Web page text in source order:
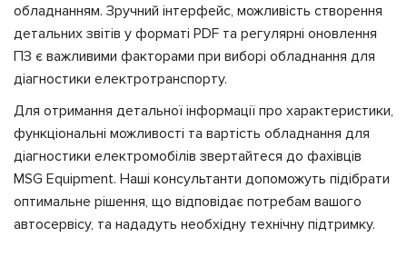
обладнанням. Зручний інтерфейс, можливість створення
детальних звітів у форматі PDF та регулярні оновлення
ПЗ є важливими факторами при виборі обладнання для
діагностики електротранспорту.
Для отримання детальної інформації про характеристики,
функціональні можливості та вартість обладнання для
діагностики електромобілів звертайтеся до фахівців
MSG Equipment. Наші консультанти допоможуть підібрати
оптимальне рішення, що відповідає потребам вашого
автосервісу, та нададуть необхідну технічну підтримку.